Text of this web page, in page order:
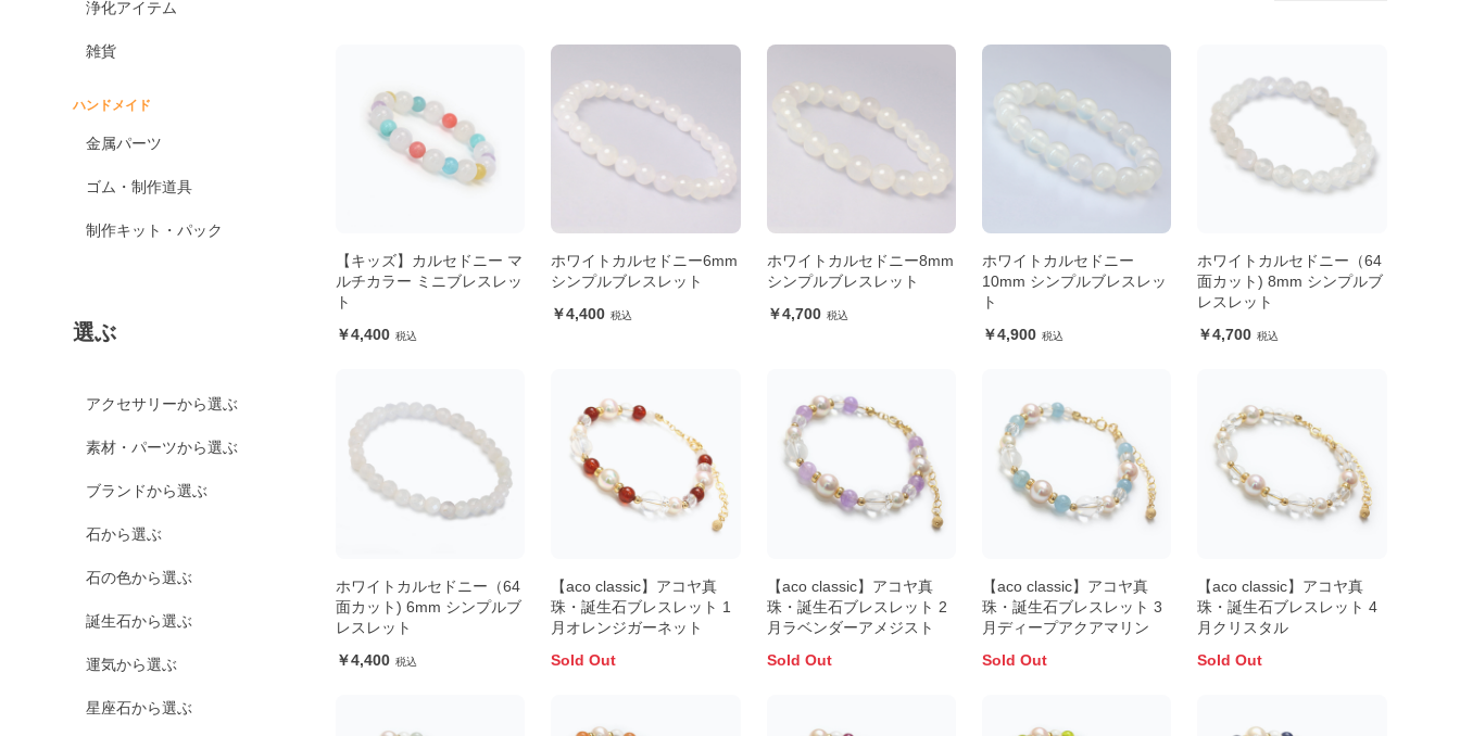
浄化アイテム
雑貨
ハンドメイド
金属パーツ
ゴム・制作道具
制作キット・パック
選ぶ
アクセサリーから選ぶ
素材・パーツから選ぶ
ブランドから選ぶ
石から選ぶ
石の色から選ぶ
誕生石から選ぶ
運気から選ぶ
星座石から選ぶ
【キッズ】カルセドニー マ
ルチカラー ミニブレスレッ
ト
4,400
ホワイトカルセドニー6mm
シンプルブレスレット
4,400
ホワイトカルセドニー8mm
シンプルブレスレット
4,700
ホワイトカルセドニー
10mm シンプルブレスレッ
ト
4,900
ホワイトカルセドニー（64
面カット) 8mm シンプルブ
レスレット
4,700
ホワイトカルセドニー（64
面カット) 6mm シンプルブ
レスレット
4,400
【aco classic】アコヤ真
珠・誕生石ブレスレット 1
月オレンジガーネット
Sold Out
【aco classic】アコヤ真
珠・誕生石ブレスレット 2
月ラベンダーアメジスト
Sold Out
【aco classic】アコヤ真
珠・誕生石ブレスレット 3
月ディープアクアマリン
Sold Out
【aco classic】アコヤ真
珠・誕生石ブレスレット 4
月クリスタル
Sold Out